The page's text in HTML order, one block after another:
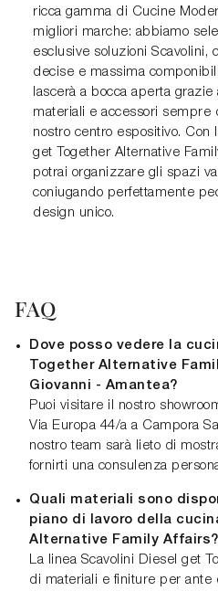
ricca gamma di Cucine
migliori marche: abbiamo
esclusive soluzioni Scavolini,
decise e massima
lascerà a bocca aperta
materiali e accessori sempre
nostro centro espositivo. Con
get Together Alternative
potrai organizzare gli spazi
coniugando perfettamente
design unico.
FAQ
Dove posso vedere la
Together Alternative
Giovanni - Amantea?
Puoi visitare il nostro
Via Europa 44/a a Campora
nostro team sarà lieto di
fornirti una consulenza
Quali materiali sono
piano di lavoro della
Alternative Family Affairs?
La linea Scavolini Diesel get
di materiali e finiture per ante